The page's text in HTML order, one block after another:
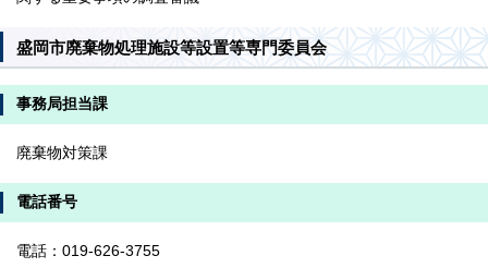
盛岡市廃棄物処理施設等設置等専門委員会
事務局担当課
廃棄物対策課
電話番号
電話：019-626-3755